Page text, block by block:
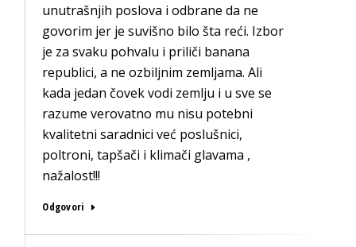
unutrašnjih poslova i odbrane da ne
govorim jer je suvišno bilo šta reći. Izbor
je za svaku pohvalu i priliči banana
republici, a ne ozbiljnim zemljama. Ali
kada jedan čovek vodi zemlju i u sve se
razume verovatno mu nisu potebni
kvalitetni saradnici već poslušnici,
poltroni, tapšači i klimači glavama ,
nažalost!!!
Odgovori